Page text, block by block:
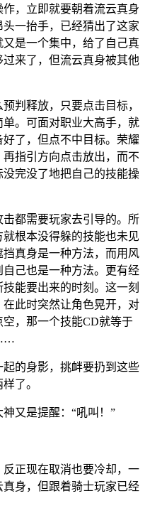
，立即就要朝着流云真身
一抬手，已经猜出了这家
是一个集中，给了自己真
来了，但流云真身被其他
判释放，只要点击目标，
。可面对职业大高手，就
了，但点不中目标。荣耀
指引方向点击放出，而不
完没了地把自己的技能操
都需要玩家去引导的。所
根本没得躲的技能也未见
真身是一种方法，而用风
己也是一种方法。更有经
能要出来的时刻。这一刻
此时突然让角色晃开，对
，那一个技能CD就等于
的身影，挑衅要扔到这些
了。
又是提醒：“吼叫！”
正现在取消也要冷却，一
身，但跟着骑士玩家已经